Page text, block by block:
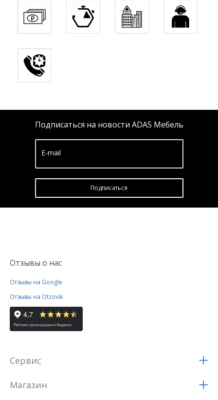
Подписаться на новости ADAS Мебель
E-mail
Подписатьcя
Отзывы о нас
Отзывы на Google
Отзывы на Otzovik
Сервис
Магазин